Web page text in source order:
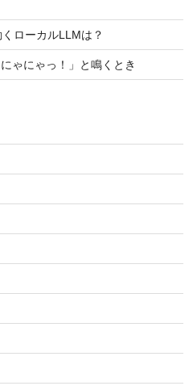
ローカルLLMは？
ゃにゃっ！」と鳴くとき